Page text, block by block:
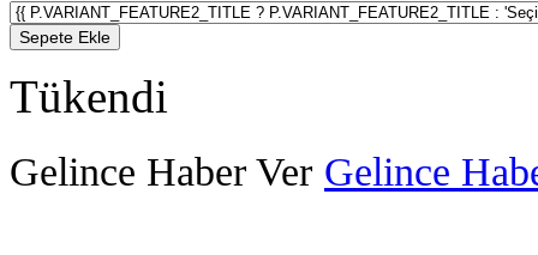
Sepete Ekle
Tükendi
Gelince Haber Ver Gelince